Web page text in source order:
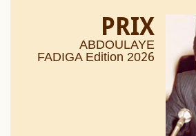
PRIX
ABDOULAYE
FADIGA Edition 2026